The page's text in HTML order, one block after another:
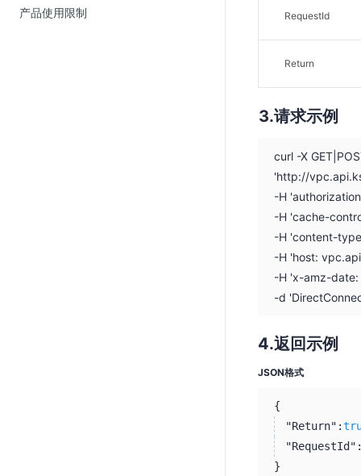
产品使用限制 RequestId
Return
请求示例
curl -X
'http://
-H
-H 'cache-
-H 'content-
-H 'host:
-H 'x-amz-
-d
返回示例
JSON格式
{
"Return":
}